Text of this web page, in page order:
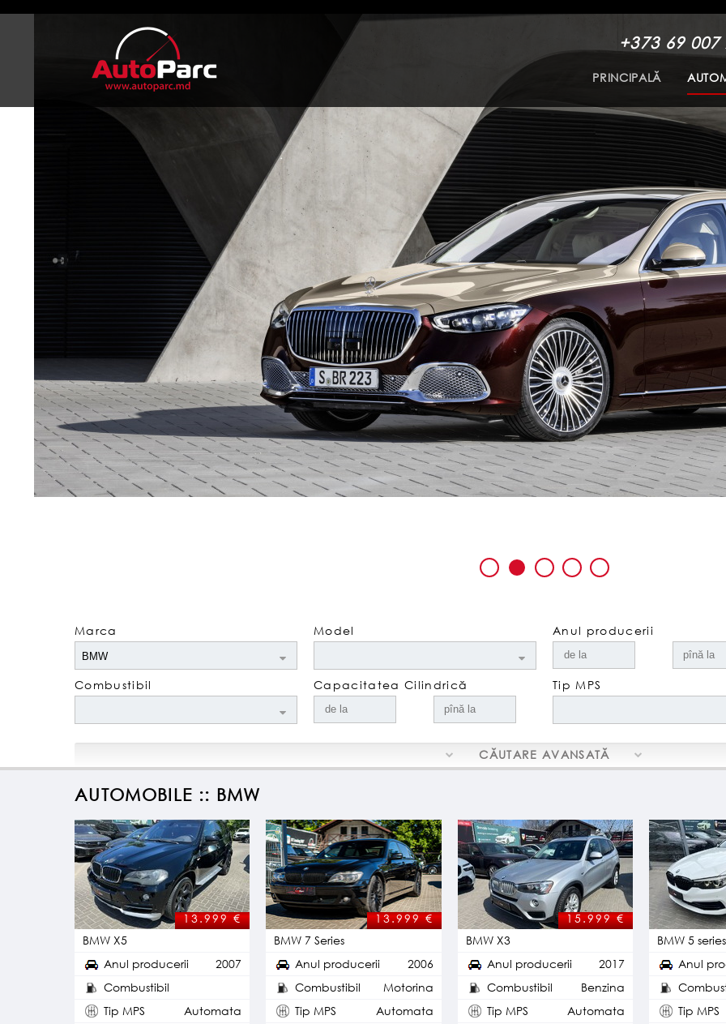
+373 69 007
PRINCIPALĂ
Marca Model Anul producerii
Combustibil Capacitatea Cilindrică Tip MPS
CĂUTARE AVANSATĂ
AUTOMOBILE :: BMW
13.999 €
BMW X5
Anul producerii
2007
Combustibil
Gaz / Benzină
Tip MPS
Automata
13.999 €
BMW 7 Series
Anul producerii
2006
Combustibil
Motorina
Tip MPS
Automata
15.999 €
BMW X3
Anul producerii
2017
Combustibil
Benzina
Tip MPS
Automata
BMW 5 series
Anul
Tip MPS